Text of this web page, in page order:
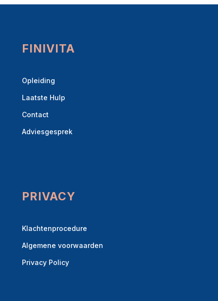
FINIVITA
Opleiding
Laatste Hulp
Contact
Adviesgesprek
PRIVACY
Klachtenprocedure
Algemene voorwaarden
Privacy Policy